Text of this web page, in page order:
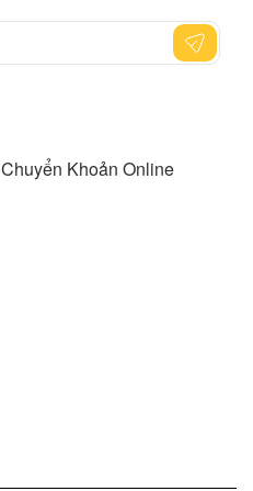
Chuyển Khoản Online